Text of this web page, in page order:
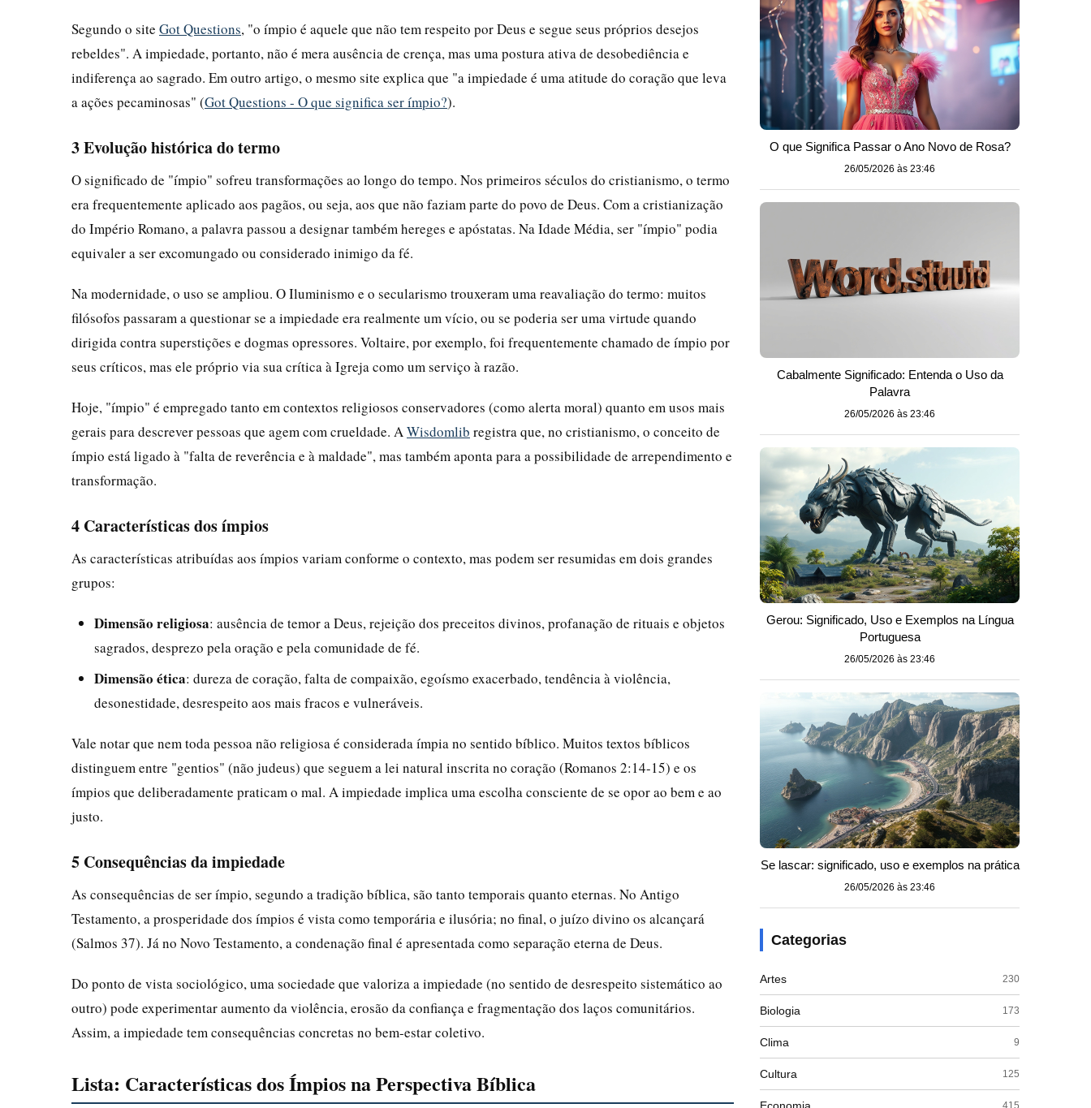
Segundo o site Got Questions, "o ímpio é aquele que não tem respeito por Deus e segue seus próprios desejos
rebeldes". A impiedade, portanto, não é mera ausência de crença, mas uma postura ativa de desobediência e
indiferença ao sagrado. Em outro artigo, o mesmo site explica que "a impiedade é uma atitude do coração que leva
a ações pecaminosas" (Got Questions - O que significa ser ímpio?).
3 Evolução histórica do termo
O significado de "ímpio" sofreu transformações ao longo do tempo. Nos primeiros séculos do cristianismo, o termo
era frequentemente aplicado aos pagãos, ou seja, aos que não faziam parte do povo de Deus. Com a cristianização
do Império Romano, a palavra passou a designar também hereges e apóstatas. Na Idade Média, ser "ímpio" podia
equivaler a ser excomungado ou considerado inimigo da fé.
Na modernidade, o uso se ampliou. O Iluminismo e o secularismo trouxeram uma reavaliação do termo: muitos
filósofos passaram a questionar se a impiedade era realmente um vício, ou se poderia ser uma virtude quando
dirigida contra superstições e dogmas opressores. Voltaire, por exemplo, foi frequentemente chamado de ímpio por
seus críticos, mas ele próprio via sua crítica à Igreja como um serviço à razão.
Hoje, "ímpio" é empregado tanto em contextos religiosos conservadores (como alerta moral) quanto em usos mais
gerais para descrever pessoas que agem com crueldade. A Wisdomlib registra que, no cristianismo, o conceito de
ímpio está ligado à "falta de reverência e à maldade", mas também aponta para a possibilidade de arrependimento e
transformação.
4 Características dos ímpios
As características atribuídas aos ímpios variam conforme o contexto, mas podem ser resumidas em dois grandes
grupos:
Dimensão religiosa: ausência de temor a Deus, rejeição dos preceitos divinos, profanação de rituais e objetos
sagrados, desprezo pela oração e pela comunidade de fé.
Dimensão ética: dureza de coração, falta de compaixão, egoísmo exacerbado, tendência à violência,
desonestidade, desrespeito aos mais fracos e vulneráveis.
Vale notar que nem toda pessoa não religiosa é considerada ímpia no sentido bíblico. Muitos textos bíblicos
distinguem entre "gentios" (não judeus) que seguem a lei natural inscrita no coração (Romanos 2:14-15) e os
ímpios que deliberadamente praticam o mal. A impiedade implica uma escolha consciente de se opor ao bem e ao
justo.
5 Consequências da impiedade
As consequências de ser ímpio, segundo a tradição bíblica, são tanto temporais quanto eternas. No Antigo
Testamento, a prosperidade dos ímpios é vista como temporária e ilusória; no final, o juízo divino os alcançará
(Salmos 37). Já no Novo Testamento, a condenação final é apresentada como separação eterna de Deus.
Do ponto de vista sociológico, uma sociedade que valoriza a impiedade (no sentido de desrespeito sistemático ao
outro) pode experimentar aumento da violência, erosão da confiança e fragmentação dos laços comunitários.
Assim, a impiedade tem consequências concretas no bem-estar coletivo.
Lista: Características dos Ímpios na Perspectiva Bíblica
O que Significa Passar o Ano Novo de Rosa?
26/05/2026 às 23:46
Cabalmente Significado: Entenda o Uso da
Palavra
26/05/2026 às 23:46
Gerou: Significado, Uso e Exemplos na Língua
Portuguesa
26/05/2026 às 23:46
Se lascar: significado, uso e exemplos na prática
26/05/2026 às 23:46
Categorias
Artes 230
Biologia 173
Clima 9
Cultura 125
415